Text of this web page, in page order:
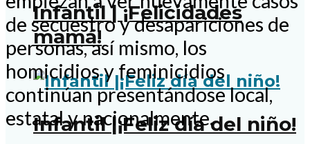
Infantil | ¡Felicidades
mamá!
Infantil |¡Feliz día del niño!
de secuestro y desapariciones de
personas, así mismo, los
homicidios y feminicidios
continúan presentándose local,
estatal y nacionalmente.